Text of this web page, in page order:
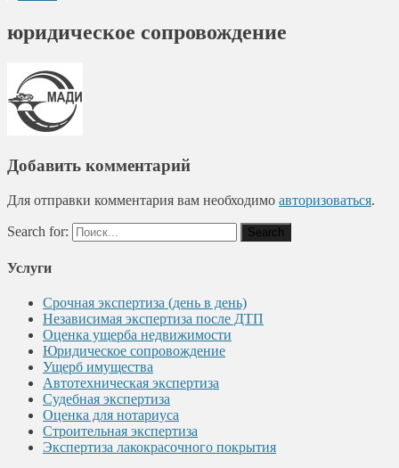
юридическое сопровождение
Добавить комментарий
Для отправки комментария вам необходимо авторизоваться.
Search for:
Услуги
Срочная экспертиза (день в день)
Независимая экспертиза после ДТП
Оценка ущерба недвижимости
Юридическое сопровождение
Ущерб имущества
Автотехническая экспертиза
Судебная экспертиза
Оценка для нотариуса
Строительная экспертиза
Экспертиза лакокрасочного покрытия